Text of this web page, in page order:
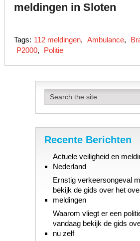
meldingen in Sloten
Tags: 112 meldingen, Ambulance,
P2000, Politie
Recente Berichten
Actuele veiligheid en
Nederland
Ernstig verkeersongeval
bekijk de gids over het
meldingen
Waarom vliegt er een
vandaag bekijk de gids
nu zelf